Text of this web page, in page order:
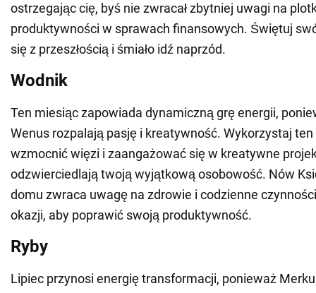
ostrzegając cię, byś nie zwracał zbytniej uwagi na
produktywności w sprawach finansowych. Świętuj
się z przeszłością i śmiało idź naprzód.
Wodnik
Ten miesiąc zapowiada dynamiczną grę energii,
Wenus rozpalają pasję i kreatywność. Wykorzystaj ten
wzmocnić więzi i zaangażować się w kreatywne
odzwierciedlają twoją wyjątkową osobowość. Nów
domu zwraca uwagę na zdrowie i codzienne
okazji, aby poprawić swoją produktywność.
Ryby
Lipiec przynosi energię transformacji, ponieważ